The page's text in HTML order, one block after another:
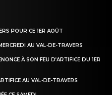
POUR CE 1ER AOÛT
AU VAL-DE-TRAVERS
À SON FEU D’ARTIFICE DU 1ER
AU VAL-DE-TRAVERS